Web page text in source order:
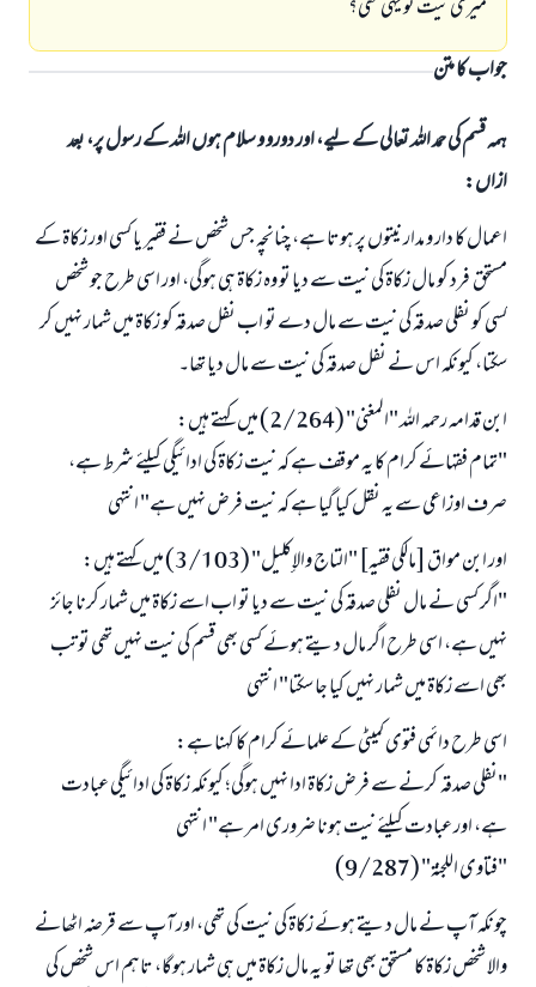
میری نیت تو یہی تھی؟
جواب کا متن
ہمہ قسم کی حمد اللہ تعالی کے لیے، اور دورو و سلام ہوں اللہ کے رسول پر، بعد
ازاں:
اعمال کا دار و مدار نیتوں پر ہوتا ہے، چنانچہ جس شخص نے فقیر یا کسی اور زکاۃ کے
مستحق فرد کو مال زکاۃ کی نیت سے دیا تو وہ زکاۃ ہی ہوگی، اور اسی طرح جو شخص
کسی کو نفلی صدقہ کی نیت سے مال دے تو اب نفل صدقہ کو زکاۃ میں شمار نہیں کر
سکتا، کیونکہ اس نے نفل صدقہ کی نیت سے مال دیا تھا۔
ابن قدامہ رحمہ اللہ "المغنی" (2/264) میں کہتے ہیں:
"تمام فقہائے کرام کا یہ موقف ہے کہ نیت زکاۃ کی ادائیگی کیلئے شرط ہے،
صرف اوزاعی سے یہ نقل کیا گیا ہے کہ نیت فرض نہیں ہے" انتہی
اور ابن مواق [مالکی فقیہ] "التاج والإكليل" (3/103) میں کہتے ہیں:
"اگر کسی نے مال نفلی صدقہ کی نیت سے دیا تو اب اسے زکاۃ میں شمار کرنا جائز
نہیں ہے، اسی طرح اگر مال دیتے ہوئے کسی بھی قسم کی نیت نہیں تھی تو تب
بھی اسے زکاۃ میں شمار نہیں کیا جا سکتا" انتہی
اسی طرح دائمی فتوی کمیٹی کے علمائے کرام کا کہنا ہے:
"نفلی صدقہ کرنے سے فرض زکاۃ ادا نہیں ہوگی؛ کیونکہ زکاۃ کی ادائیگی عبادت
ہے، اور عبادت کیلئے نیت ہونا ضروری امر ہے" انتہی
"فتاوى اللجنة" (9/287)
چونکہ آپ نے مال دیتے ہوئے زکاۃ کی نیت کی تھی، اور آپ سے قرضہ اٹھانے
والا شخص زکاۃ کا مستحق بھی تھا تو یہ مال زکاۃ میں ہی شمار ہوگا، تاہم اس شخص کی
جواب نمبر 110845 نے نکاح ٹوٹنے سے بچایا۔
امت مسلمہ کے واسطے جوابات پیش کرنے کے لیے ہماری مدد کریں